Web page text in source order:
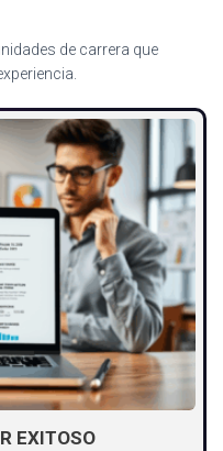
de carrera que
EXITOSO